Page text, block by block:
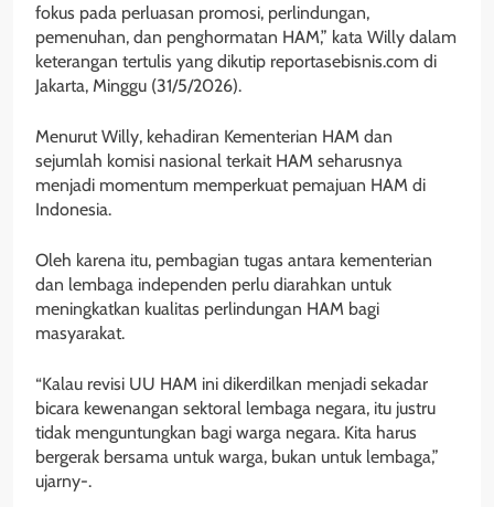
fokus pada perluasan promosi, perlindungan,
pemenuhan, dan penghormatan HAM,” kata Willy dalam
keterangan tertulis yang dikutip reportasebisnis.com di
Jakarta, Minggu (31/5/2026).
Menurut Willy, kehadiran Kementerian HAM dan
sejumlah komisi nasional terkait HAM seharusnya
menjadi momentum memperkuat pemajuan HAM di
Indonesia.
Oleh karena itu, pembagian tugas antara kementerian
dan lembaga independen perlu diarahkan untuk
meningkatkan kualitas perlindungan HAM bagi
masyarakat.
“Kalau revisi UU HAM ini dikerdilkan menjadi sekadar
bicara kewenangan sektoral lembaga negara, itu justru
tidak menguntungkan bagi warga negara. Kita harus
bergerak bersama untuk warga, bukan untuk lembaga,”
ujarny-.